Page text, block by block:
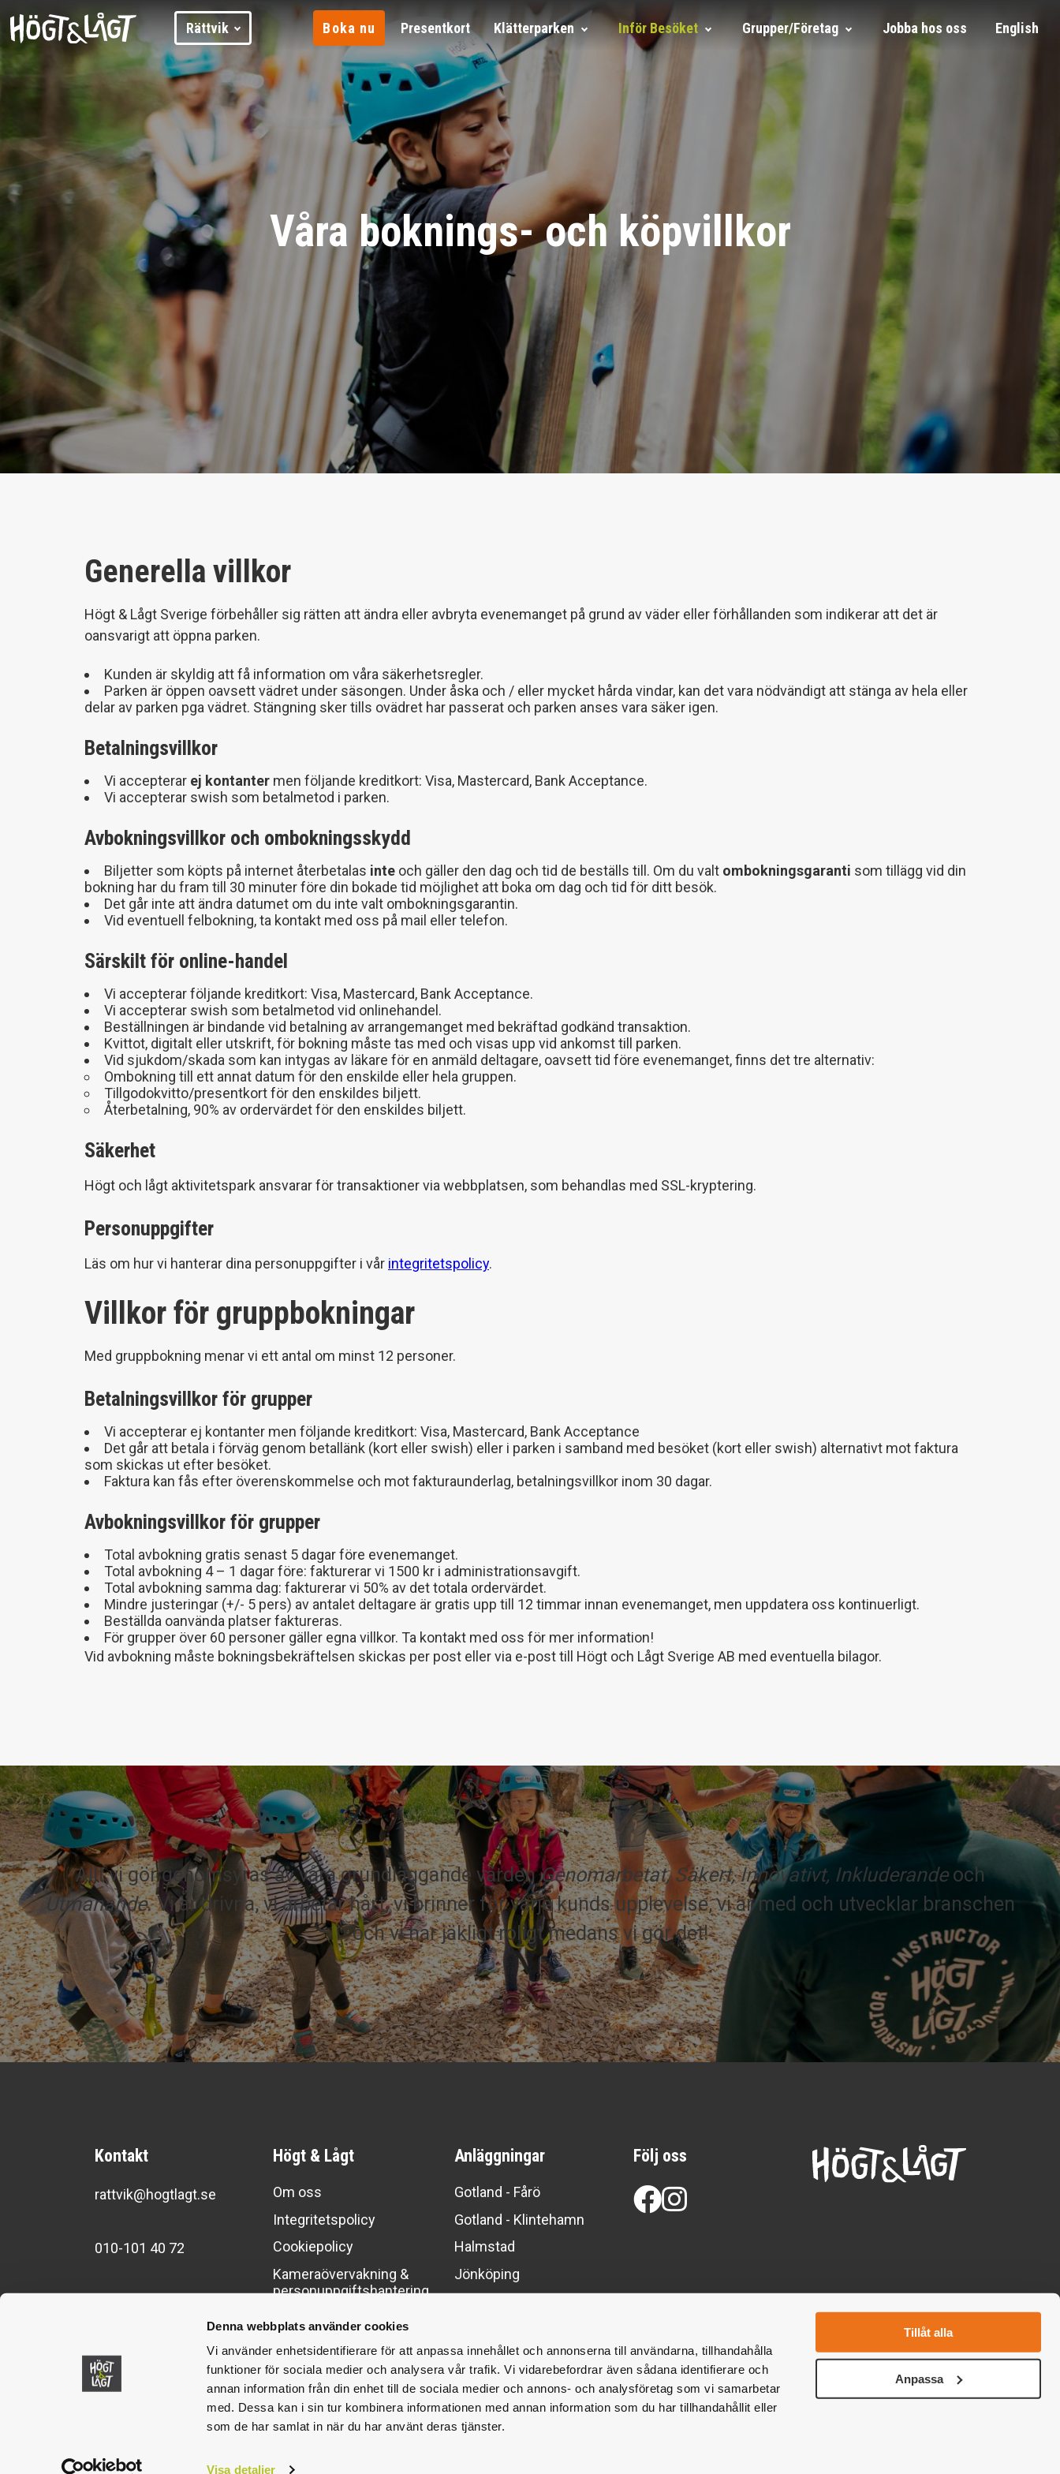
Denna webbplats använder cookies
Vi använder enhetsidentifierare för att anpassa innehållet och annonserna till användarna, tillhandahålla
funktioner för sociala medier och analysera vår trafik. Vi vidarebefordrar även sådana identifierare och
annan information från din enhet till de sociala medier och annons- och analysföretag som vi samarbetar
med. Dessa kan i sin tur kombinera informationen med annan information som du har tillhandahållit eller
som de har samlat in när du har använt deras tjänster.
Visa detaljer
Tillåt alla
Anpassa
Rättvik Boka nu Presentkort Klätterparken Inför Besöket Grupper/Företag Jobba hos oss English
Våra boknings- och köpvillkor
Generella villkor
Högt & Lågt Sverige förbehåller sig rätten att ändra eller avbryta evenemanget på grund av väder eller förhållanden som indikerar att det är
oansvarigt att öppna parken.
Kunden är skyldig att få information om våra säkerhetsregler.
Parken är öppen oavsett vädret under säsongen. Under åska och / eller mycket hårda vindar, kan det vara nödvändigt att stänga av hela eller
delar av parken pga vädret. Stängning sker tills ovädret har passerat och parken anses vara säker igen.
Betalningsvillkor
Vi accepterar ej kontanter men följande kreditkort: Visa, Mastercard, Bank Acceptance.
Vi accepterar swish som betalmetod i parken.
Avbokningsvillkor och ombokningsskydd
Biljetter som köpts på internet återbetalas inte och gäller den dag och tid de beställs till. Om du valt ombokningsgaranti som tillägg vid din
bokning har du fram till 30 minuter före din bokade tid möjlighet att boka om dag och tid för ditt besök.
Det går inte att ändra datumet om du inte valt ombokningsgarantin.
Vid eventuell felbokning, ta kontakt med oss på mail eller telefon.
Särskilt för online-handel
Vi accepterar följande kreditkort: Visa, Mastercard, Bank Acceptance.
Vi accepterar swish som betalmetod vid onlinehandel.
Beställningen är bindande vid betalning av arrangemanget med bekräftad godkänd transaktion.
Kvittot, digitalt eller utskrift, för bokning måste tas med och visas upp vid ankomst till parken.
Vid sjukdom/skada som kan intygas av läkare för en anmäld deltagare, oavsett tid före evenemanget, finns det tre alternativ:
Ombokning till ett annat datum för den enskilde eller hela gruppen.
Tillgodokvitto/presentkort för den enskildes biljett.
Återbetalning, 90% av ordervärdet för den enskildes biljett.
Säkerhet
Högt och lågt aktivitetspark ansvarar för transaktioner via webbplatsen, som behandlas med SSL-kryptering.
Personuppgifter
Läs om hur vi hanterar dina personuppgifter i vår integritetspolicy.
Villkor för gruppbokningar
Med gruppbokning menar vi ett antal om minst 12 personer.
Betalningsvillkor för grupper
Vi accepterar ej kontanter men följande kreditkort: Visa, Mastercard, Bank Acceptance
Det går att betala i förväg genom betallänk (kort eller swish) eller i parken i samband med besöket (kort eller swish) alternativt mot faktura
som skickas ut efter besöket.
Faktura kan fås efter överenskommelse och mot fakturaunderlag, betalningsvillkor inom 30 dagar.
Avbokningsvillkor för grupper
Total avbokning gratis senast 5 dagar före evenemanget.
Total avbokning 4 – 1 dagar före: fakturerar vi 1500 kr i administrationsavgift.
Total avbokning samma dag: fakturerar vi 50% av det totala ordervärdet.
Mindre justeringar (+/- 5 pers) av antalet deltagare är gratis upp till 12 timmar innan evenemanget, men uppdatera oss kontinuerligt.
Beställda oanvända platser faktureras.
För grupper över 60 personer gäller egna villkor. Ta kontakt med oss för mer information!
Vid avbokning måste bokningsbekräftelsen skickas per post eller via e-post till Högt och Lågt Sverige AB med eventuella bilagor.
Allt vi gör genomsyras av våra grundläggande värdenGenomarbetat, Säkert, Innovativt, Inkluderandeoch
Utmanande.Vi är drivna, vi arbetar hårt, vi brinner för varje kunds upplevelse, vi är med och utvecklar branschen
och vi har jäkligt roligt medans vi gör det!
Kontakt
rattvik@hogtlagt.se
010-101 40 72
Högt & Lågt
Om oss
Integritetspolicy
Cookiepolicy
Kameraövervakning &
personuppgiftshantering
Anläggningar
Gotland - Fårö
Gotland - Klintehamn
Halmstad
Jönköping
Sundsvall
Följ oss
Facebook
Instagram